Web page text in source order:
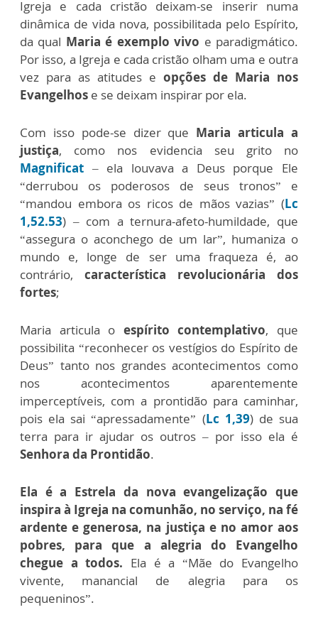
Igreja e cada cristão deixam-se inserir numa
dinâmica de vida nova, possibilitada pelo Espírito,
da qual Maria é exemplo vivo e paradigmático.
Por isso, a Igreja e cada cristão olham uma e outra
vez para as atitudes e opções de Maria nos
Evangelhos e se deixam inspirar por ela.
Com isso pode-se dizer que Maria articula a
justiça, como nos evidencia seu grito no
Magnificat – ela louvava a Deus porque Ele
“derrubou os poderosos de seus tronos” e
“mandou embora os ricos de mãos vazias” (Lc
1,52.53) – com a ternura-afeto-humildade, que
“assegura o aconchego de um lar”, humaniza o
mundo e, longe de ser uma fraqueza é, ao
contrário, característica revolucionária dos
fortes;
Maria articula o espírito contemplativo, que
possibilita “reconhecer os vestígios do Espírito de
Deus” tanto nos grandes acontecimentos como
nos acontecimentos aparentemente
imperceptíveis, com a prontidão para caminhar,
pois ela sai “apressadamente” (Lc 1,39) de sua
terra para ir ajudar os outros – por isso ela é
Senhora da Prontidão.
Ela é a Estrela da nova evangelização que
inspira à Igreja na comunhão, no serviço, na fé
ardente e generosa, na justiça e no amor aos
pobres, para que a alegria do Evangelho
chegue a todos. Ela é a “Mãe do Evangelho
vivente, manancial de alegria para os
pequeninos”.